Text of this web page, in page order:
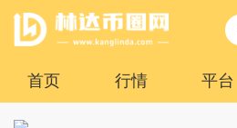
首页 行情 平台